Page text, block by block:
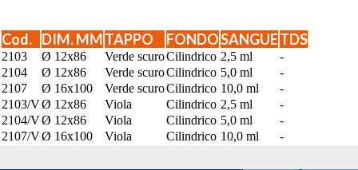
Cod. DIM. MMTAPPO FONDOSANGUETDS
2103 Ø 12x86 Verde scuroCilindrico 2,5 ml
-
2104
Ø 12x86 Verde scuroCilindrico 5,0 ml
-
2107
Ø 16x100 Verde scuroCilindrico 10,0 ml
-
2103/VØ 12x86 Viola Cilindrico 2,5 ml
-
2104/VØ 12x86 Viola Cilindrico 5,0 ml
-
2107/VØ 16x100 Viola Cilindrico 10,0 ml -